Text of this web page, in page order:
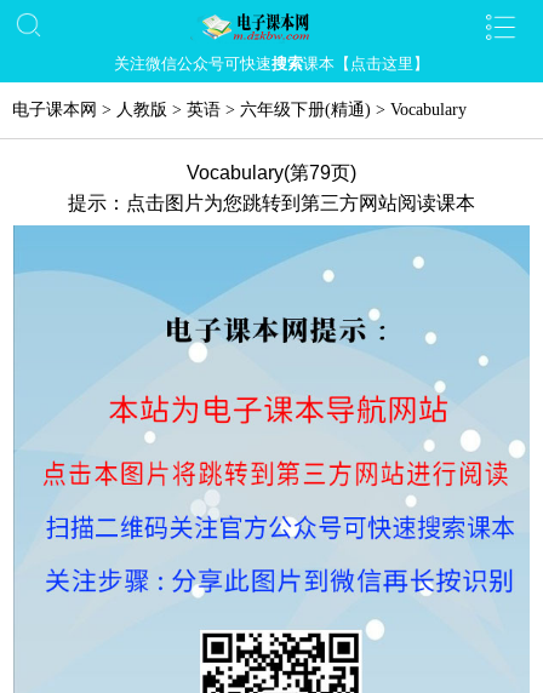
关注微信公众号可快速搜索课本【点击这里】
电子课本网 > 人教版 > 英语 > 六年级下册(精通) > Vocabulary
Vocabulary(第79页)
提示：点击图片为您跳转到第三方网站阅读课本